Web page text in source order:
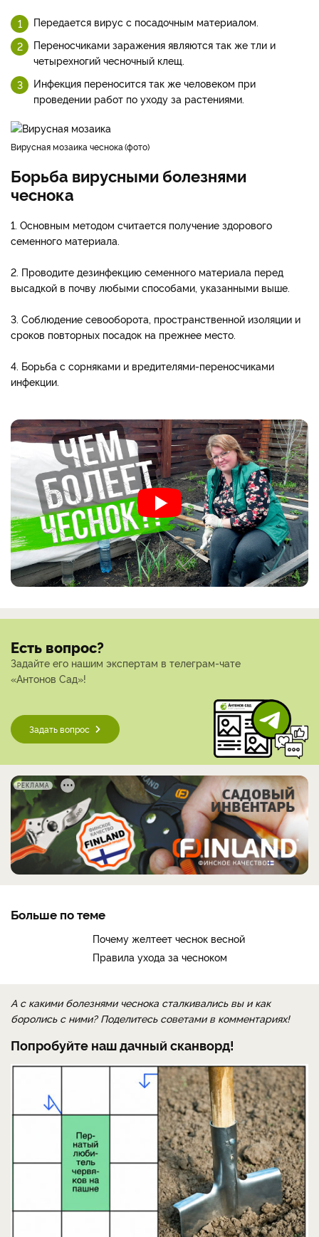
Передается вирус с посадочным материалом.
Переносчиками заражения являются так же тли и
четырехногий чесночный клещ.
Инфекция переносится так же человеком при
проведении работ по уходу за растениями.
Вирусная мозаика чеснока фото
Борьба вирусными болезнями
чеснока
1. Основным методом считается получение здорового
семенного материала.
2. Проводите дезинфекцию семенного материала перед
высадкой в почву любыми способами, указанными выше.
3. Соблюдение севооборота, пространственной изоляции и
сроков повторных посадок на прежнее место.
4. Борьба с сорняками и вредителями-переносчиками
инфекции.
Есть вопрос?
Задайте его нашим экспертам в телеграм-чате
«Антонов Сад»!
Задать вопрос
РЕКЛАМА
Больше по теме
Почему желтеет чеснок весной
Правила ухода за чесноком
А с какими болезнями чеснока сталкивались вы и как
боролись с ними? Поделитесь советами в комментариях!
Попробуйте наш дачный сканворд!